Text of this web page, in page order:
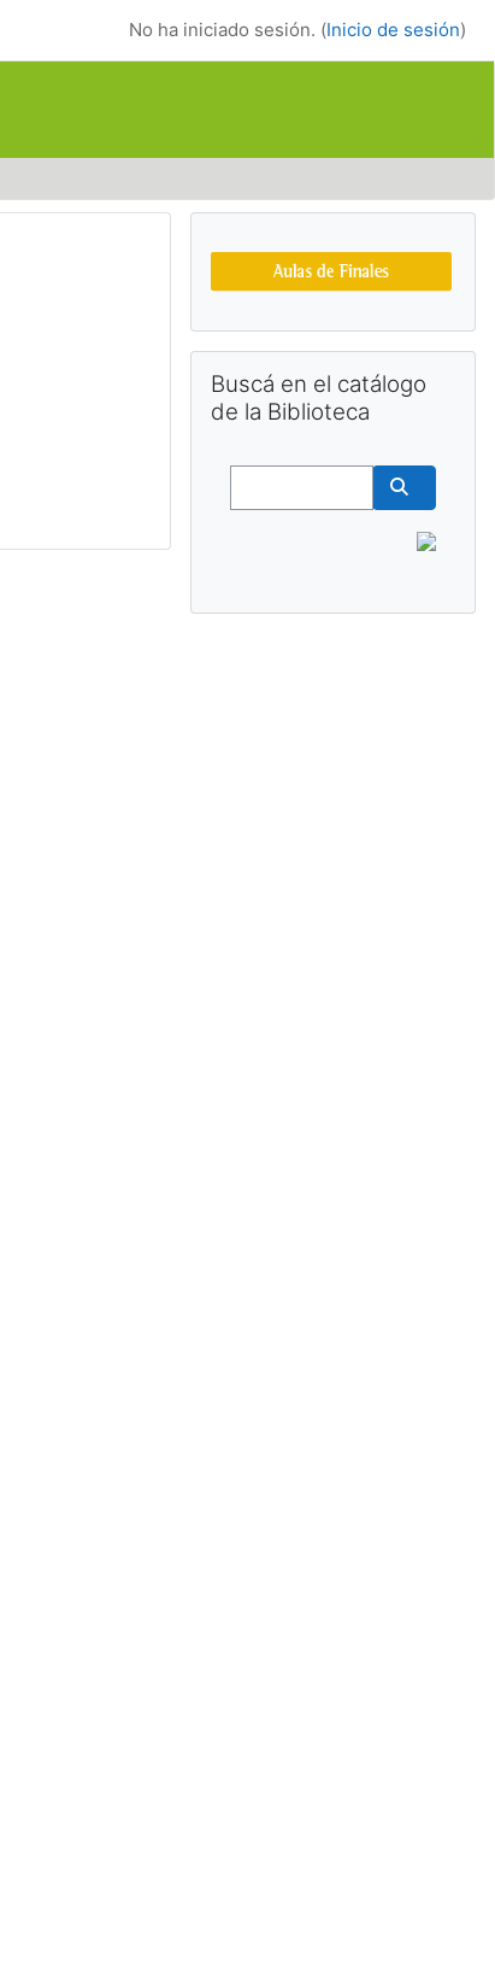
No ha iniciado sesión. (Inicio de sesión)
Buscá en el catálogo
de la Biblioteca
Buscar
Buscar